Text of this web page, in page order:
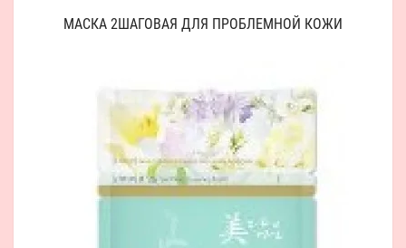
МАСКА 2ШАГОВАЯ ДЛЯ ПРОБЛЕМНОЙ КОЖИ